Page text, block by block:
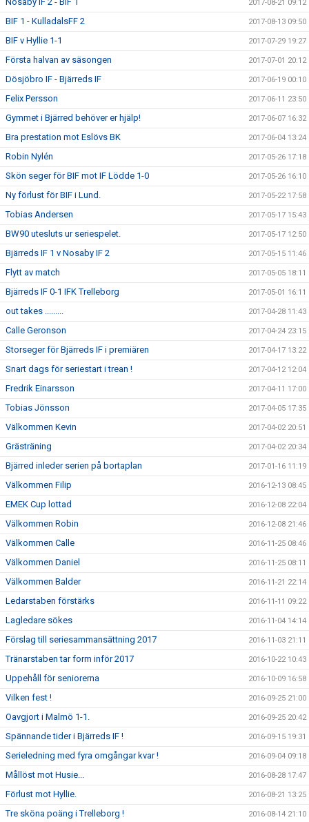
2017-08-21 09:12
BIF 1 - KulladalsFF 2 2017-08-13 09:50
BIF v Hyllie 1-1 2017-07-29 19:27
Första halvan av säsongen 2017-07-01 20:12
Dösjöbro IF - Bjärreds IF 2017-06-19 00:10
Felix Persson 2017-06-11 23:50
Gymmet i Bjärred behöver er hjälp! 2017-06-07 16:32
Bra prestation mot Eslövs BK 2017-06-04 13:24
Robin Nylén 2017-05-26 17:18
Skön seger för BIF mot IF Lödde 1-0 2017-05-26 16:10
Ny förlust för BIF i Lund. 2017-05-22 17:58
Tobias Andersen 2017-05-17 15:43
BW90 utesluts ur seriespelet. 2017-05-17 12:50
Bjärreds IF 1 v Nosaby IF 2 2017-05-15 11:46
Flytt av match 2017-05-05 18:11
Bjärreds IF 0-1 IFK Trelleborg 2017-05-01 16:11
out takes ......... 2017-04-28 11:43
Calle Geronson 2017-04-24 23:15
Storseger för Bjärreds IF i premiären 2017-04-17 13:22
Snart dags för seriestart i trean ! 2017-04-12 12:04
Fredrik Einarsson 2017-04-11 17:00
Tobias Jönsson 2017-04-05 17:35
Välkommen Kevin 2017-04-02 20:51
Grästräning 2017-04-02 20:34
Bjärred inleder serien på bortaplan 2017-01-16 11:19
Välkommen Filip 2016-12-13 08:45
EMEK Cup lottad 2016-12-08 22:04
Välkommen Robin 2016-12-08 21:46
Välkommen Calle 2016-11-25 08:46
Välkommen Daniel 2016-11-25 08:11
Välkommen Balder 2016-11-21 22:14
Ledarstaben förstärks 2016-11-11 09:22
Lagledare sökes 2016-11-04 14:14
Förslag till seriesammansättning 2017 2016-11-03 21:11
Tränarstaben tar form inför 2017 2016-10-22 10:43
Uppehåll för seniorerna 2016-10-09 16:58
Vilken fest ! 2016-09-25 21:00
Oavgjort i Malmö 1-1. 2016-09-25 20:42
Spännande tider i Bjärreds IF ! 2016-09-15 19:31
Serieledning med fyra omgångar kvar ! 2016-09-04 09:18
Mållöst mot Husie... 2016-08-28 17:47
Förlust mot Hyllie. 2016-08-21 13:25
Tre sköna poäng i Trelleborg ! 2016-08-14 21:10